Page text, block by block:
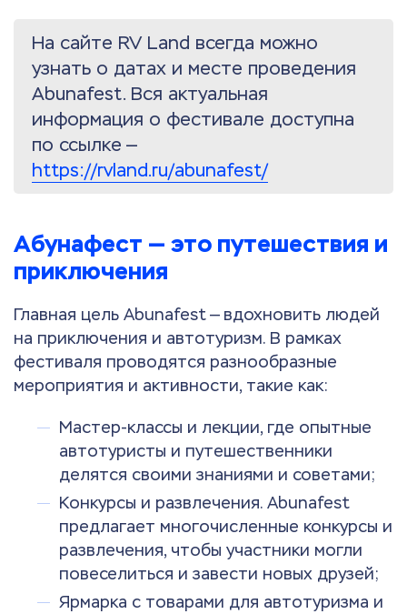
На сайте RV Land всегда можно
узнать о датах и месте проведения
Abunafest. Вся актуальная
информация о фестивале доступна
по ссылке —
https://rvland.ru/abunafest/
Абунафест — это путешествия и
приключения
Главная цель Abunafest — вдохновить людей
на приключения и автотуризм. В рамках
фестиваля проводятся разнообразные
мероприятия и активности, такие как:
Мастер-классы и лекции, где опытные
автотуристы и путешественники
делятся своими знаниями и советами;
Конкурсы и развлечения. Abunafest
предлагает многочисленные конкурсы и
развлечения, чтобы участники могли
повеселиться и завести новых друзей;
Ярмарка с товарами для автотуризма и